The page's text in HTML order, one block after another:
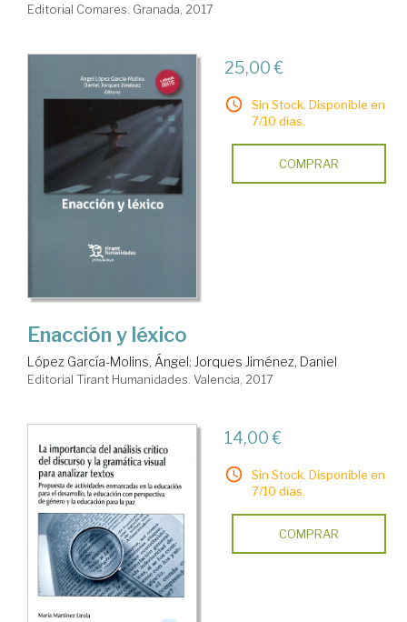
Editorial Comares. Granada, 2017
25,00 €
Sin Stock. Disponible en
7/10 días.
COMPRAR
Enacción y léxico
López García-Molins, Ángel; Jorques Jiménez, Daniel
Editorial Tirant Humanidades. Valencia, 2017
14,00 €
Sin Stock. Disponible en
7/10 días.
COMPRAR